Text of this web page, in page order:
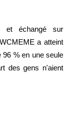
précieux et matières
et échangé sur
a atteint
96 % en une seule
des gens n'aient